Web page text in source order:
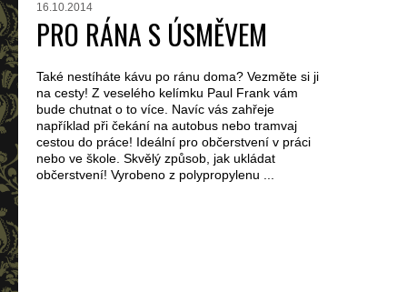
16.10.2014
PRO RÁNA S ÚSMĚVEM
Také nestíháte kávu po ránu doma? Vezměte si ji
na cesty! Z veselého kelímku Paul Frank vám
bude chutnat o to více. Navíc vás zahřeje
například při čekání na autobus nebo tramvaj
cestou do práce! Ideální pro občerstvení v práci
nebo ve škole. Skvělý způsob, jak ukládat
občerstvení! Vyrobeno z polypropylenu ...